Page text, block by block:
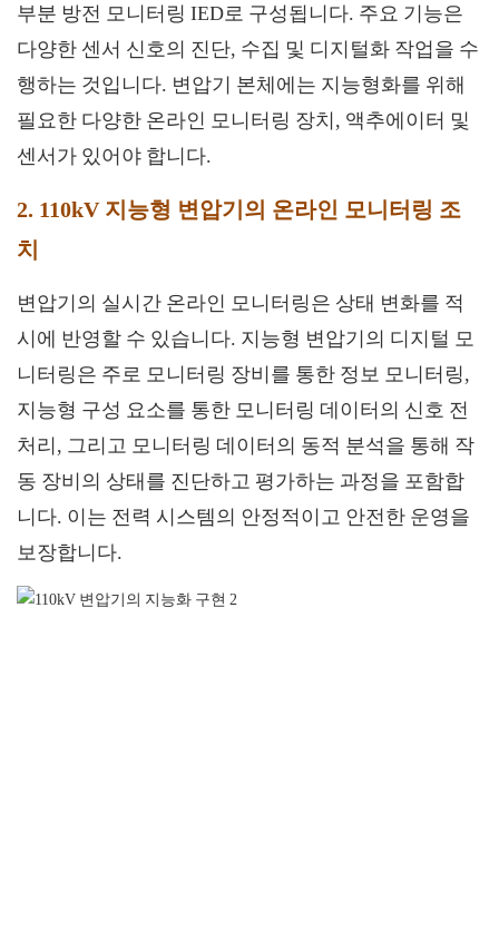
부분 방전 모니터링 IED로 구성됩니다. 주요 기능은
다양한 센서 신호의 진단, 수집 및 디지털화 작업을 수
행하는 것입니다. 변압기 본체에는 지능형화를 위해
필요한 다양한 온라인 모니터링 장치, 액추에이터 및
센서가 있어야 합니다.
2. 110kV 지능형 변압기의 온라인 모니터링 조
치
변압기의 실시간 온라인 모니터링은 상태 변화를 적
시에 반영할 수 있습니다. 지능형 변압기의 디지털 모
니터링은 주로 모니터링 장비를 통한 정보 모니터링,
지능형 구성 요소를 통한 모니터링 데이터의 신호 전
처리, 그리고 모니터링 데이터의 동적 분석을 통해 작
동 장비의 상태를 진단하고 평가하는 과정을 포함합
니다. 이는 전력 시스템의 안정적이고 안전한 운영을
보장합니다.